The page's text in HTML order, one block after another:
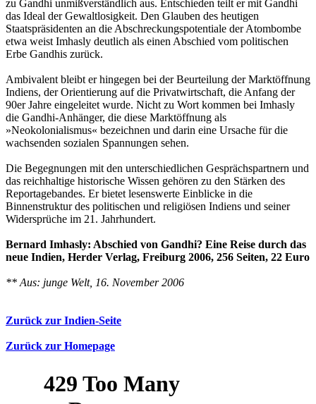
zu Gandhi unmißverständlich aus. Entschieden teilt er mit Gandhi
das Ideal der Gewaltlosigkeit. Den Glauben des heutigen
Staatspräsidenten an die Abschreckungspotentiale der Atombombe
etwa weist Imhasly deutlich als einen Abschied vom politischen
Erbe Gandhis zurück.
Ambivalent bleibt er hingegen bei der Beurteilung der Marktöffnung
Indiens, der Orientierung auf die Privatwirtschaft, die Anfang der
90er Jahre eingeleitet wurde. Nicht zu Wort kommen bei Imhasly
die Gandhi-Anhänger, die diese Marktöffnung als
»Neokolonialismus« bezeichnen und darin eine Ursache für die
wachsenden sozialen Spannungen sehen.
Die Begegnungen mit den unterschiedlichen Gesprächspartnern und
das reichhaltige historische Wissen gehören zu den Stärken des
Reportagebandes. Er bietet lesenswerte Einblicke in die
Binnenstruktur des politischen und religiösen Indiens und seiner
Widersprüche im 21. Jahrhundert.
Bernard Imhasly: Abschied von Gandhi? Eine Reise durch das
neue Indien, Herder Verlag, Freiburg 2006, 256 Seiten, 22 Euro
** Aus: junge Welt, 16. November 2006
Zurück zur Indien-Seite
Zurück zur Homepage